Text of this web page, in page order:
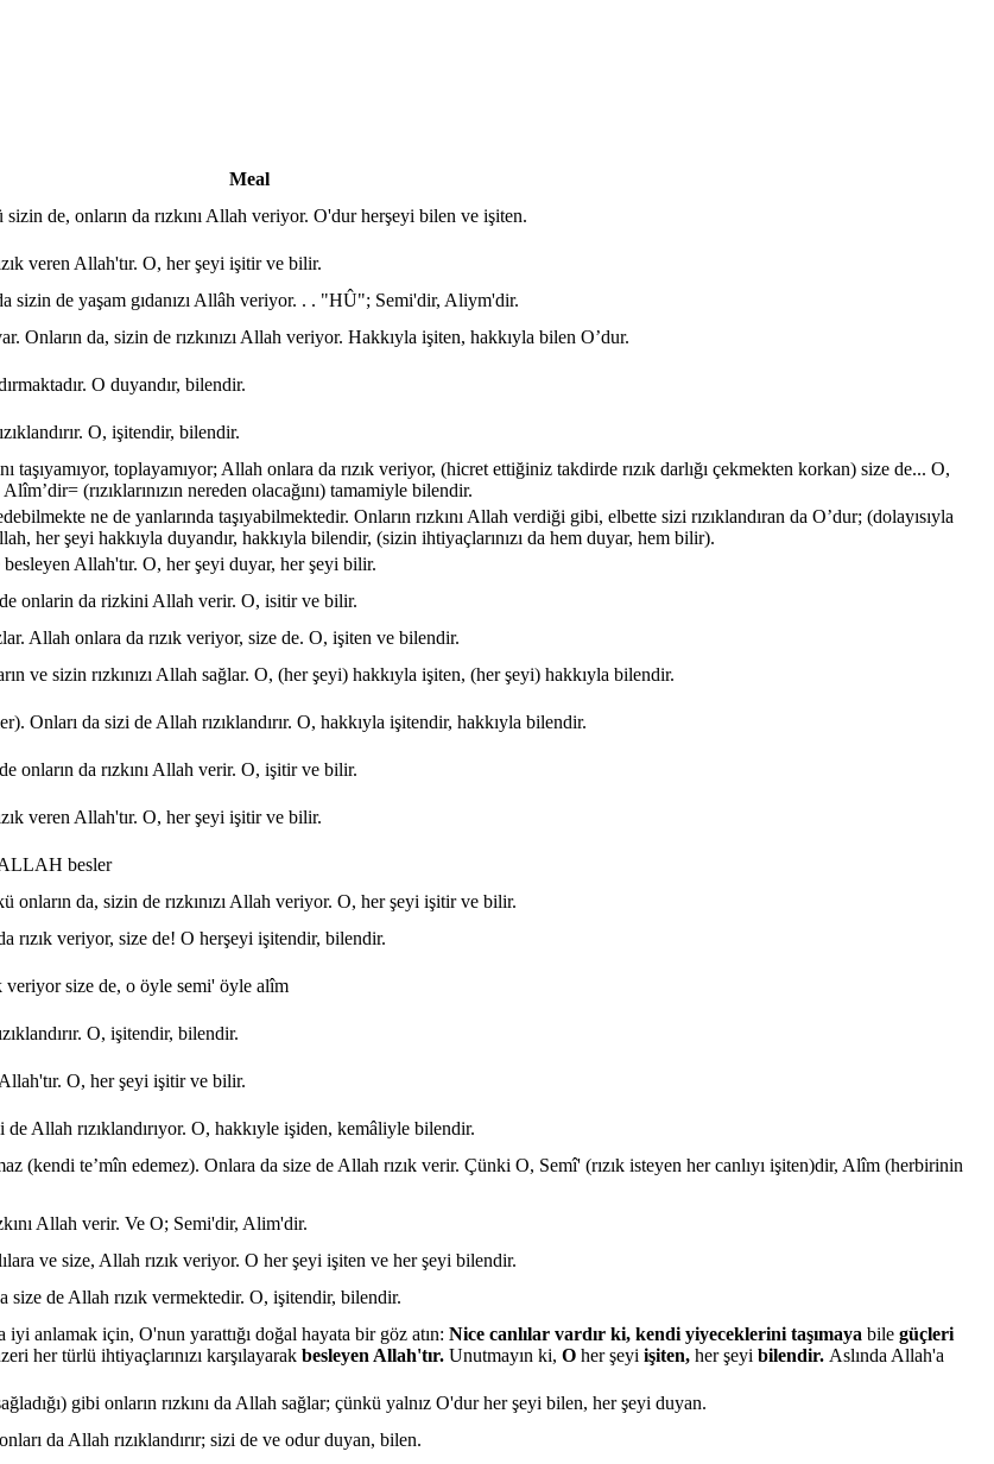
Meal
de, onların da rızkını Allah veriyor. O'dur herşeyi bilen ve işiten.
veren Allah'tır. O, her şeyi işitir ve bilir.
sizin de yaşam gıdanızı Allâh veriyor. . . "HÛ"; Semi'dir, Aliym'dir.
Onların da, sizin de rızkınızı Allah veriyor. Hakkıyla işiten, hakkıyla bilen O’dur.
O duyandır, bilendir.
O, işitendir, bilendir.
taşıyamıyor, toplayamıyor; Allah onlara da rızık veriyor, (hicret ettiğiniz takdirde rızık darlığı çekmekten korkan) size de... O,
(rızıklarınızın nereden olacağını) tamamiyle bilendir.
ne de yanlarında taşıyabilmektedir. Onların rızkını Allah verdiği gibi, elbette sizi rızıklandıran da O’dur; (dolayısıyla
her şeyi hakkıyla duyandır, hakkıyla bilendir, (sizin ihtiyaçlarınızı da hem duyar, hem bilir).
Allah'tır. O, her şeyi duyar, her şeyi bilir.
onlarin da rizkini Allah verir. O, isitir ve bilir.
Allah onlara da rızık veriyor, size de. O, işiten ve bilendir.
ve sizin rızkınızı Allah sağlar. O, (her şeyi) hakkıyla işiten, (her şeyi) hakkıyla bilendir.
Onları da sizi de Allah rızıklandırır. O, hakkıyla işitendir, hakkıyla bilendir.
onların da rızkını Allah verir. O, işitir ve bilir.
veren Allah'tır. O, her şeyi işitir ve bilir.
ALLAH besler
onların da, sizin de rızkınızı Allah veriyor. O, her şeyi işitir ve bilir.
rızık veriyor, size de! O herşeyi işitendir, bilendir.
veriyor size de, o öyle semi' öyle alîm
O, işitendir, bilendir.
Allah'tır. O, her şeyi işitir ve bilir.
de Allah rızıklandırıyor. O, hakkıyle işiden, kemâliyle bilendir.
(kendi te’mîn edemez). Onlara da size de Allah rızık verir. Çünki O, Semî' (rızık isteyen her canlıyı işiten)dir, Alîm (herbirinin
Allah verir. Ve O; Semi'dir, Alim'dir.
ve size, Allah rızık veriyor. O her şeyi işiten ve her şeyi bilendir.
size de Allah rızık vermektedir. O, işitendir, bilendir.
anlamak için, O'nun yarattığı doğal hayata bir göz atın: Nice canlılar vardır ki, kendi yiyeceklerini taşımaya bile güçleri
her türlü ihtiyaçlarınızı karşılayarak besleyen Allah'tır. Unutmayın ki, O her şeyi işiten, her şeyi bilendir. Aslında Allah'a
gibi onların rızkını da Allah sağlar; çünkü yalnız O'dur her şeyi bilen, her şeyi duyan.
da Allah rızıklandırır; sizi de ve odur duyan, bilen.